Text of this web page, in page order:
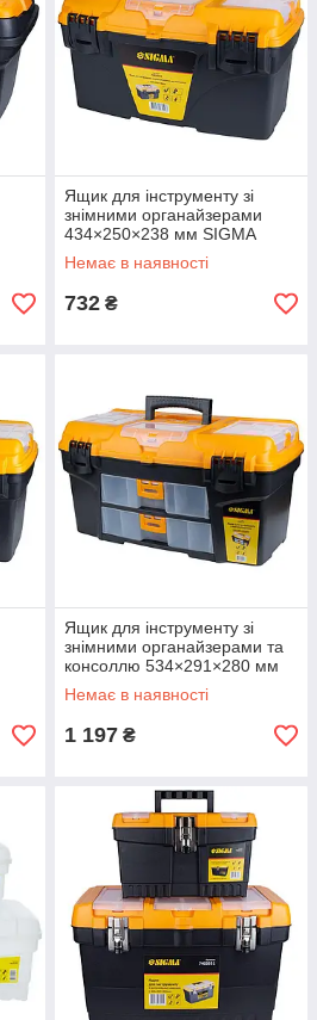
Ящик для інструменту зі
знімними органайзерами
434×250×238 мм SIGMA
(7403941)
Немає в наявності
732 ₴
Ящик для інструменту зі
знімними органайзерами та
консоллю 534×291×280 мм
SIGMA (7404141)
Немає в наявності
1 197 ₴